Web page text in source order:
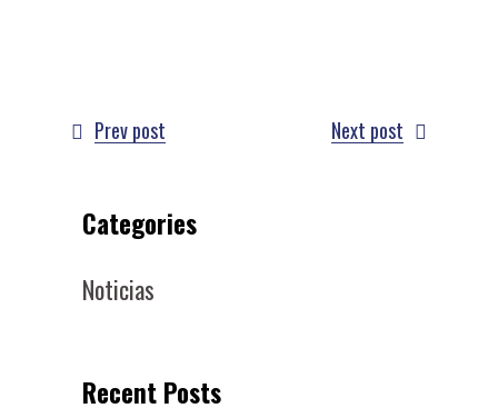
Prev post Next post
Categories
Noticias
Recent Posts